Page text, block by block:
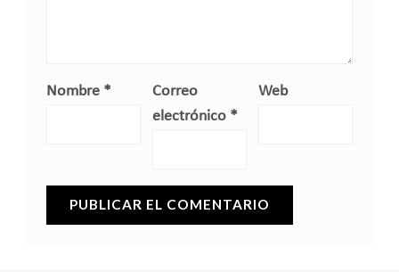
Nombre *
Correo
electrónico *
Web